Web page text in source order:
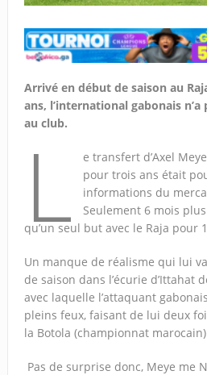
Arrivé en début de saison au
ans, l’international gabonais
au club.
L
e transfert d’Axel
pour trois ans était
informations du
Seulement 6 mois
qu’un seul but avec le Raja pour
Un manque de réalisme qui lui
de saison dans l’écurie d’Ittahat
avec laquelle l’attaquant
pleins feux, faisant de lui deux
la Botola (championnat
Pas de surprise donc, Meye me